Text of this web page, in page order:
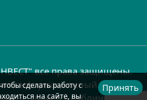
все права защищены.
информационный характер
не является публичной
сделать работу с
на сайте, вы
Принять